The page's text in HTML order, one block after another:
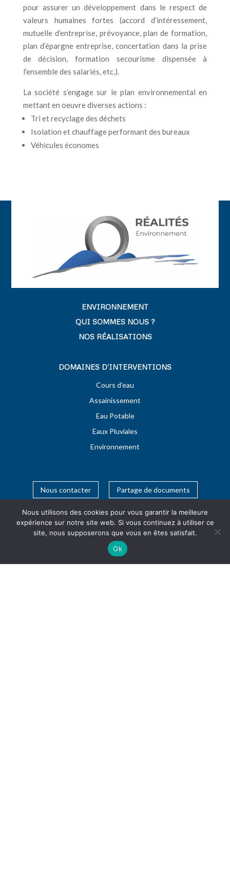
pour assurer un développement dans le respect de
valeurs humaines fortes (accord d’intéressement,
mutuelle d’entreprise, prévoyance, plan de formation,
plan d’épargne entreprise, concertation dans la prise
de décision, formation secourisme dispensée à
l’ensemble des salariés, etc.).
La société s’engage sur le plan environnemental en
mettant en oeuvre diverses actions :
Tri et recyclage des déchets
Isolation et chauffage performant des bureaux
Véhicules économes
ENVIRONNEMENT
QUI SOMMES NOUS ?
NOS RÉALISATIONS
DOMAINES D’INTERVENTIONS
Cours d’eau
Assainissement
Eau Potable
Eaux Pluviales
Environnement
Nous contacter Partage de documents
Nous utilisons des cookies pour vous garantir la meilleure
expérience sur notre site web. Si vous continuez à utiliser ce
site, nous supposerons que vous en êtes satisfait.
Ok